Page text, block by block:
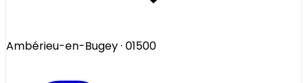
Ambérieu-en-Bugey· 01500